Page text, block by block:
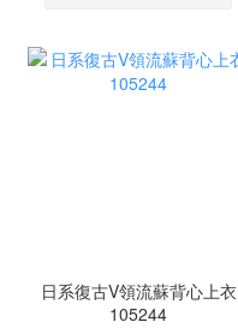
日系復古V領流蘇背心上衣
105244